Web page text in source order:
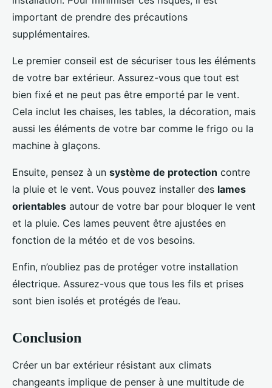
important de prendre des précautions
supplémentaires.
Le premier conseil est de sécuriser tous les éléments
de votre bar extérieur. Assurez-vous que tout est
bien fixé et ne peut pas être emporté par le vent.
Cela inclut les chaises, les tables, la décoration, mais
aussi les éléments de votre bar comme le frigo ou la
machine à glaçons.
Ensuite, pensez à un système de protection contre
la pluie et le vent. Vous pouvez installer des lames
orientables autour de votre bar pour bloquer le vent
et la pluie. Ces lames peuvent être ajustées en
fonction de la météo et de vos besoins.
Enfin, n’oubliez pas de protéger votre installation
électrique. Assurez-vous que tous les fils et prises
sont bien isolés et protégés de l’eau.
Conclusion
Créer un bar extérieur résistant aux climats
changeants implique de penser à une multitude de